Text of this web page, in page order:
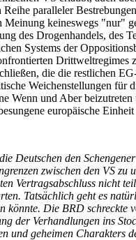
paralleler
keineswegs "nur"
des Drogenhandels, des
Systems der
Drittweltregimes
die die restlichen
Weichenstellungen
Wenn und Aber
europäische
Deutschen den
zwischen den VS
Vertragsabschluss nicht
Tatsächlich geht es
könnte. Die BRD
der Verhandlungen ins
und geheimen